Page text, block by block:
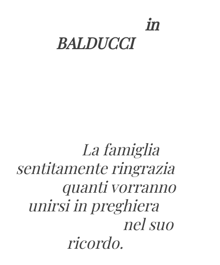
in
BALDUCCI
La famiglia
sentitamente ringrazia
quanti vorranno
unirsi in preghiera
nel suo
ricordo.